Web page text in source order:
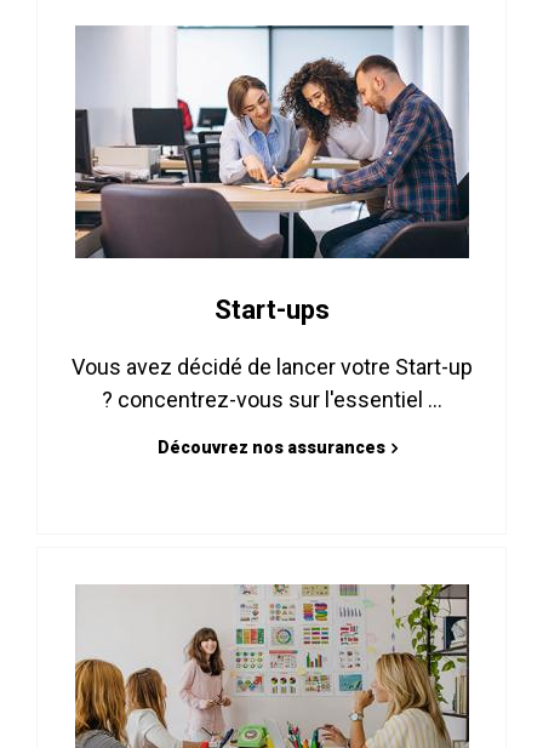
Start-ups
Vous avez décidé de lancer votre Start-up
? concentrez-vous sur l'essentiel ...
Découvrez nos assurances